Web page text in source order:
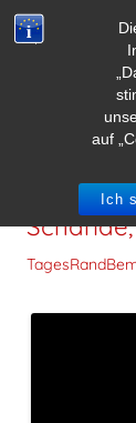
auf
Ich
Fallen